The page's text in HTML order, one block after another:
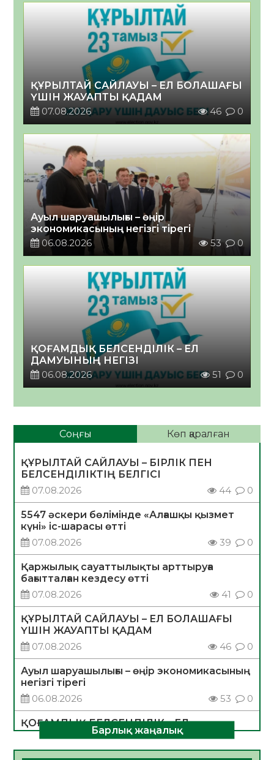
ҚҰРЫЛТАЙ САЙЛАУЫ – ЕЛ БОЛАШАҒЫ
ҮШІН ЖАУАПТЫ ҚАДАМ
07.08.2026
46 0
Ауыл шаруашылығы – өңір
экономикасының негізгі тірегі
06.08.2026
53 0
ҚОҒАМДЫҚ БЕЛСЕНДІЛІК – ЕЛ
ДАМУЫНЫҢ НЕГІЗІ
06.08.2026
51 0
Соңғы Көп қаралған
ҚҰРЫЛТАЙ САЙЛАУЫ – БІРЛІК ПЕН
БЕЛСЕНДІЛІКТІҢ БЕЛГІСІ
07.08.2026
44 0
5547 әскери бөлімінде «Алғашқы қызмет
күні» іс-шарасы өтті
07.08.2026
39 0
Қаржылық сауаттылықты арттыруға
бағытталған кездесу өтті
07.08.2026
41 0
ҚҰРЫЛТАЙ САЙЛАУЫ – ЕЛ БОЛАШАҒЫ
ҮШІН ЖАУАПТЫ ҚАДАМ
07.08.2026
46 0
Ауыл шаруашылығы – өңір экономикасының
негізгі тірегі
06.08.2026
53 0
ҚОҒАМДЫҚ БЕЛСЕНДІЛІК – ЕЛ
ДАМУЫНЫҢ НЕГІЗІ
06.08.2026
51 0
Барлық жаңалық